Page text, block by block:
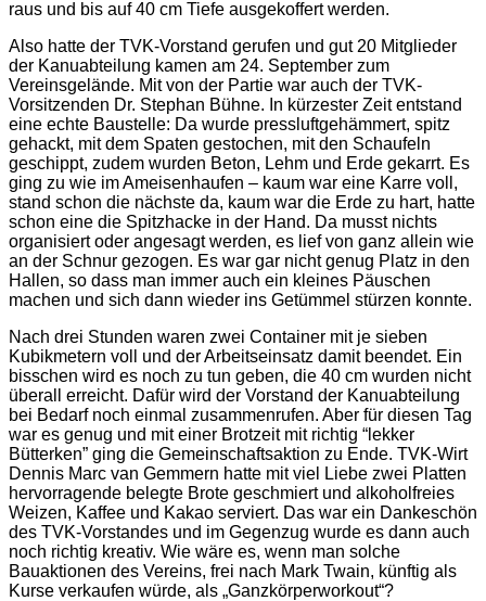
raus und bis auf 40 cm Tiefe ausgekoffert werden.
Also hatte der TVK-Vorstand gerufen und gut 20 Mitglieder
der Kanuabteilung kamen am 24. September zum
Vereinsgelände. Mit von der Partie war auch der TVK-
Vorsitzenden Dr. Stephan Bühne. In kürzester Zeit entstand
eine echte Baustelle: Da wurde pressluftgehämmert, spitz
gehackt, mit dem Spaten gestochen, mit den Schaufeln
geschippt, zudem wurden Beton, Lehm und Erde gekarrt. Es
ging zu wie im Ameisenhaufen – kaum war eine Karre voll,
stand schon die nächste da, kaum war die Erde zu hart, hatte
schon eine die Spitzhacke in der Hand. Da musst nichts
organisiert oder angesagt werden, es lief von ganz allein wie
an der Schnur gezogen. Es war gar nicht genug Platz in den
Hallen, so dass man immer auch ein kleines Päuschen
machen und sich dann wieder ins Getümmel stürzen konnte.
Nach drei Stunden waren zwei Container mit je sieben
Kubikmetern voll und der Arbeitseinsatz damit beendet. Ein
bisschen wird es noch zu tun geben, die 40 cm wurden nicht
überall erreicht. Dafür wird der Vorstand der Kanuabteilung
bei Bedarf noch einmal zusammenrufen. Aber für diesen Tag
war es genug und mit einer Brotzeit mit richtig “lekker
Bütterken” ging die Gemeinschaftsaktion zu Ende. TVK-Wirt
Dennis Marc van Gemmern hatte mit viel Liebe zwei Platten
hervorragende belegte Brote geschmiert und alkoholfreies
Weizen, Kaffee und Kakao serviert. Das war ein Dankeschön
des TVK-Vorstandes und im Gegenzug wurde es dann auch
noch richtig kreativ. Wie wäre es, wenn man solche
Bauaktionen des Vereins, frei nach Mark Twain, künftig als
Kurse verkaufen würde, als „Ganzkörperworkout“?